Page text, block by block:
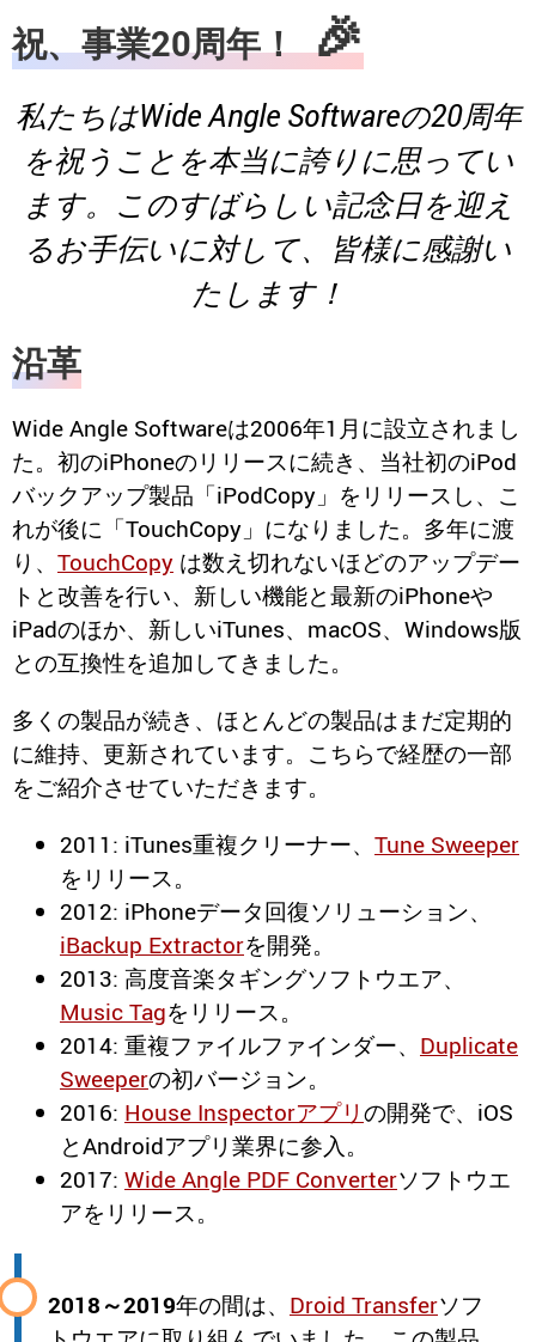
祝、事業20周年！🎉
私たちはWide Angle Softwareの20周年
を祝うことを本当に誇りに思ってい
ます。このすばらしい記念日を迎え
るお手伝いに対して、皆様に感謝い
たします！
沿革
Wide Angle Softwareは2006年1月に設立されまし
た。初のiPhoneのリリースに続き、当社初のiPod
バックアップ製品「iPodCopy」をリリースし、こ
れが後に「TouchCopy」になりました。多年に渡
り、 TouchCopy は数え切れないほどのアップデー
トと改善を行い、新しい機能と最新のiPhoneや
iPadのほか、新しいiTunes、macOS、Windows版
との互換性を追加してきました。
多くの製品が続き、ほとんどの製品はまだ定期的
に維持、更新されています。こちらで経歴の一部
をご紹介させていただきます。
2011: iTunes重複クリーナー、 Tune Sweeper
をリリース。
2012: iPhoneデータ回復ソリューション、
iBackup Extractorを開発。
2013: 高度音楽タギングソフトウエア、
Music Tagをリリース。
2014: 重複ファイルファインダー、 Duplicate
Sweeperの初バージョン。
2016: House Inspectorアプリの開発で、iOS
とAndroidアプリ業界に参入。
2017: Wide Angle PDF Converterソフトウエ
アをリリース。
2018～2019年の間は、 Droid Transferソフ